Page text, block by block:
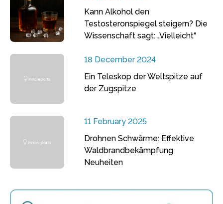
Kann Alkohol den
Testosteronspiegel steigern? Die
Wissenschaft sagt: „Vielleicht“
18 December 2024
Ein Teleskop der Weltspitze auf
der Zugspitze
11 February 2025
Drohnen Schwärme: Effektive
Waldbrandbekämpfung
Neuheiten